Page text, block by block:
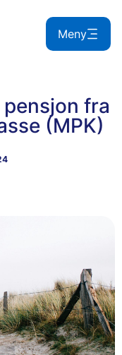
Meny
fra
(MPK)